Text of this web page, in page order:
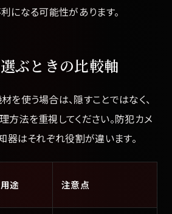
になる可能性があります。
ぶときの比較軸
を使う場合は、隠すことではなく、
方法を重視してください。防犯カメ
器はそれぞれ役割が違います。
途 注意点